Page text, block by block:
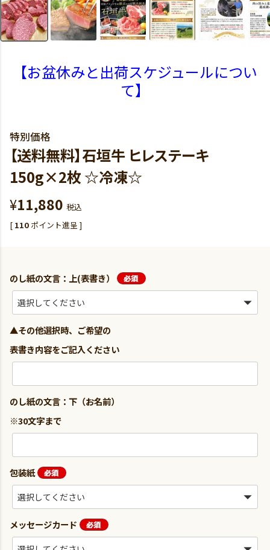
【お盆休みと出荷スケジュールについ
て】
特別価格
【送料無料】石垣牛 ヒレステーキ
150g×2枚 ☆冷凍☆
¥11,880 税込
[ 110 ポイント進呈 ]
のし紙の文言：上(表書き）
▲その他選択時、ご希望の
表書き内容をご記入ください
のし紙の文言：下（お名前）
※30文字まで
包装紙
メッセージカード